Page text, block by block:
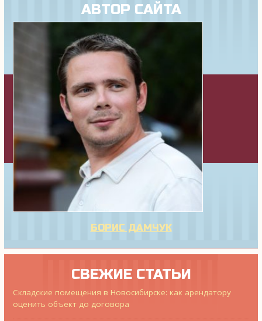
АВТОР САЙТА
БОРИС ДАМЧУК
СВЕЖИЕ СТАТЬИ
Складские помещения в Новосибирске: как арендатору
оценить объект до договора